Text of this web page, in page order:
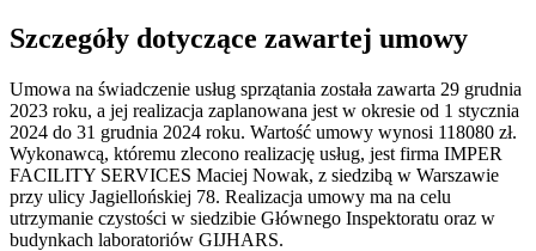
Szczegóły dotyczące zawartej umowy
Umowa na świadczenie usług sprzątania została zawarta 29 grudnia
2023 roku, a jej realizacja zaplanowana jest w okresie od 1 stycznia
2024 do 31 grudnia 2024 roku. Wartość umowy wynosi 118080 zł.
Wykonawcą, któremu zlecono realizację usług, jest firma IMPER
FACILITY SERVICES Maciej Nowak, z siedzibą w Warszawie
przy ulicy Jagiellońskiej 78. Realizacja umowy ma na celu
utrzymanie czystości w siedzibie Głównego Inspektoratu oraz w
budynkach laboratoriów GIJHARS.